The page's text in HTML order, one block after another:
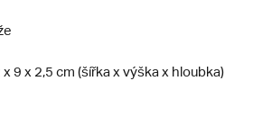
x 9 x 2,5 cm (šířka x výška x hloubka)